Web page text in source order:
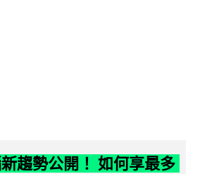
趨勢公開！ 如何享最多